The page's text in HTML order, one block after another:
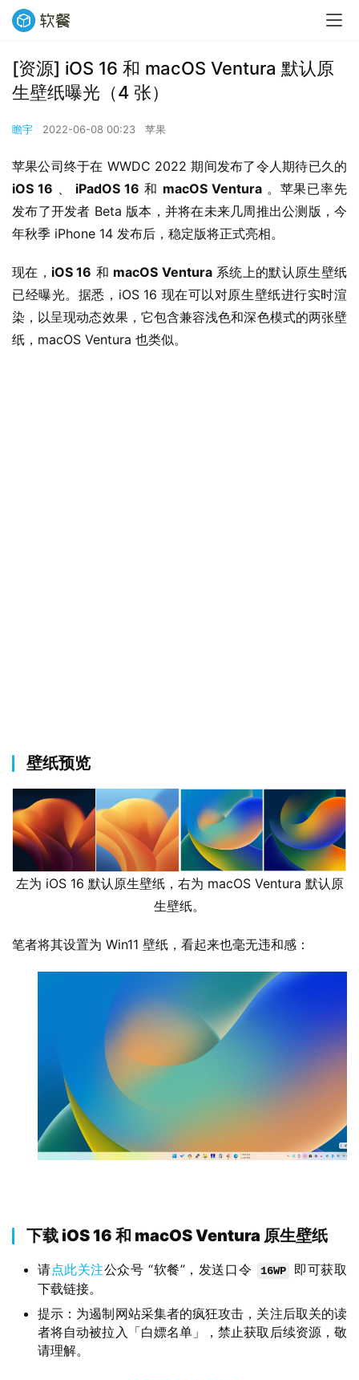
业
界
W
1
1
[资源] iOS 16 和 macOS Ventura 默认原
生壁纸曝光（4 张）
瞻宇 2022-06-08 00:23 苹果
iOS 16 、 iPadOS 16 和 macOS Ventura 。苹果已率先
发布了开发者 Beta 版本，并将在未来几周推出公测版，今
年秋季 iPhone 14 发布后，稳定版将正式亮相。
现在， iOS 16 和 macOS Ventura 系统上的默认原生壁纸
已经曝光。据悉，iOS 16 现在可以对原生壁纸进行实时渲
染，以呈现动态效果，它包含兼容浅色和深色模式的两张壁
纸，macOS Ventura 也类似。
壁纸预览
左为 iOS 16 默认原生壁纸，右为 macOS Ventura 默认原
生壁纸。
笔者将其设置为 Win11 壁纸，看起来也毫无违和感：
下载 iOS 16 和 macOS Ventura 原生壁纸
请点此关注公众号 “软餐”，发送口令 16WP
即可获取
下载链接。
提示：为遏制网站采集者的疯狂攻击，关注后取关的读
者将自动被拉入「白嫖名单」，禁止获取后续资源，敬
请理解。